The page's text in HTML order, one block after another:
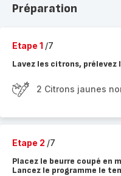
Préparation
Etape 1 /7
Lavez les citrons, prélevez
2 Citrons jaunes
Etape 2 /7
Placez le beurre coupé en
Lancez le programme le